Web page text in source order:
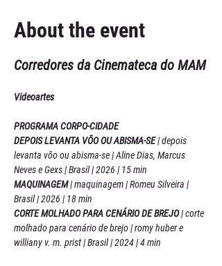
About the event
Corredores da Cinemateca do MAM
Videoartes
PROGRAMA CORPO-CIDADE
DEPOIS LEVANTA VÔO OU ABISMA-SE | depois
levanta vôo ou abisma-se | Aline Dias, Marcus
Neves e Gexs | Brasil | 2026 | 15 min
MAQUINAGEM | maquinagem | Romeu Silveira |
Brasil | 2026 | 18 min
CORTE MOLHADO PARA CENÁRIO DE BREJO | corte
molhado para cenário de brejo | romy huber e
williany v. m. prist | Brasil | 2024 | 4 min